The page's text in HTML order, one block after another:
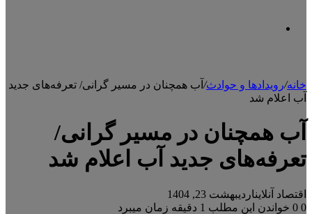
پوسته
خانه/رویدادها و حوادث/ آب همچنان در مسیر گرانی/ تعرفه‌های جدید
آب اعلام شد
آب همچنان در مسیر گرانی/
تعرفه‌های جدید آب اعلام شد
اقتصاد آنلایناردیبهشت 23, 1404
0
خواندن این مطلب 1 دقیقه زمان میبرد